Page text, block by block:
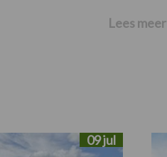
Lees meer
09 jul